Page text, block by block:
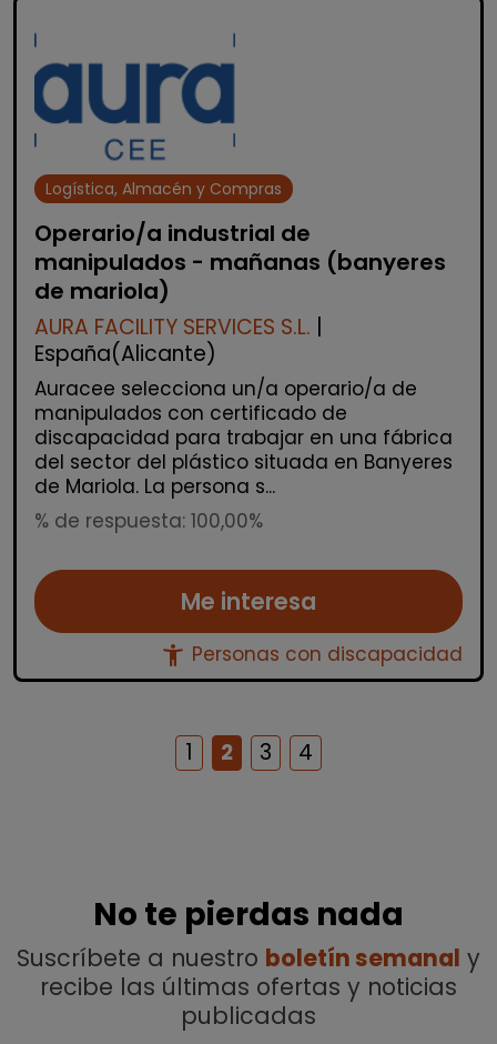
Logística, Almacén y Compras
Operario/a industrial de
manipulados - mañanas (banyeres
de mariola)
AURA FACILITY SERVICES S.L.
España(Alicante)
Auracee selecciona un/a operario/a de
manipulados con certificado de
discapacidad para trabajar en una fábrica
del sector del plástico situada en Banyeres
de Mariola. La persona s...
% de respuesta: 100,00%
Me interesa
accessibility_new Personas con discapacidad
1 2 3 4
No te pierdas nada
Suscríbete a nuestro boletín semanal y
recibe las últimas ofertas y noticias
publicadas